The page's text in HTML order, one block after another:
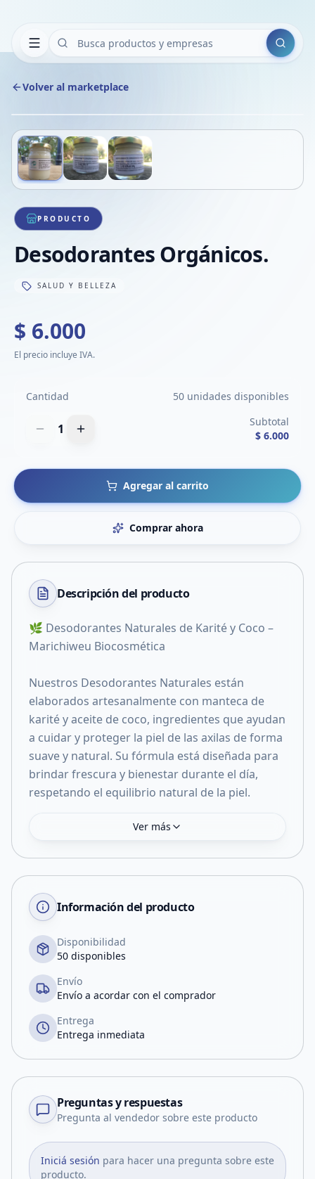
Buscar
Volver al marketplace
1/3
PRODUCTO
Desodorantes Orgánicos.
SALUD Y BELLEZA
$ 6.000
El precio incluye IVA.
Cantidad 50 unidades disponibles
1
Subtotal
$ 6.000
Agregar al carrito
Comprar ahora
Descripción del producto
🌿 Desodorantes Naturales de Karité y Coco –
Marichiweu Biocosmética
Nuestros Desodorantes Naturales están
elaborados artesanalmente con manteca de
karité y aceite de coco, ingredientes que ayudan
a cuidar y proteger la piel de las axilas de forma
suave y natural. Su fórmula está diseñada para
brindar frescura y bienestar durante el día,
respetando el equilibrio natural de la piel.
Ver más
Información del producto
Disponibilidad
50 disponibles
Envío
Envío a acordar con el comprador
Entrega
Entrega inmediata
Preguntas y respuestas
Pregunta al vendedor sobre este producto
Iniciá sesión para hacer una pregunta sobre este
producto.